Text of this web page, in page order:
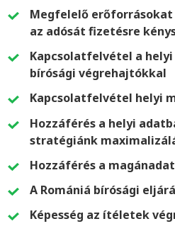
Megfelelő
az adósát fizetésre
Kapcsolatfelvétel a
bírósági végrehajtókkal
Kapcsolatfelvétel helyi
Hozzáférés a helyi
stratégiánk
Hozzáférés a
A Romániá bírósági
Képesség az ítéletek